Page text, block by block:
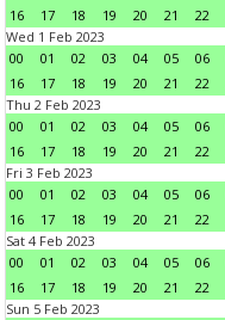
16
17 18 19 20 21 22
Wed 1 Feb 2023
00
01 02 03 04 05 06
16
17 18 19 20 21 22
Thu 2 Feb 2023
00
01 02 03 04 05 06
16
17 18 19 20 21 22
Fri 3 Feb 2023
00
01 02 03 04 05 06
16
17 18 19 20 21 22
Sat 4 Feb 2023
00
01 02 03 04 05 06
16
17 18 19 20 21 22
Sun 5 Feb 2023